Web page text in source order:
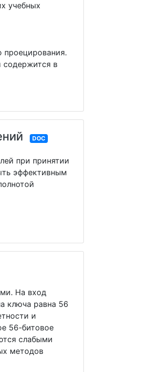
учебных
проецирования.
содержится в
DOC
при принятии
эффективным
На вход
ключа равна 56
и
56-битовое
слабыми
методов